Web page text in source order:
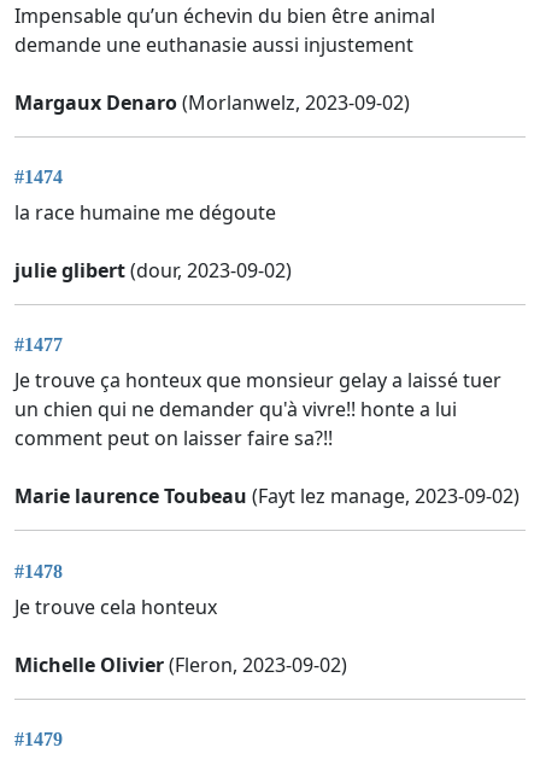
Impensable qu’un échevin du bien être animal
demande une euthanasie aussi injustement
Margaux Denaro(Morlanwelz, 2023-09-02)
#1474
la race humaine me dégoute
julie glibert(dour, 2023-09-02)
#1477
Je trouve ça honteux que monsieur gelay a laissé tuer
un chien qui ne demander qu'à vivre!! honte a lui
comment peut on laisser faire sa?!!
Marie laurence Toubeau (Fayt lez manage, 2023-09-02)
#1478
Je trouve cela honteux
Michelle Olivier(Fleron, 2023-09-02)
#1479